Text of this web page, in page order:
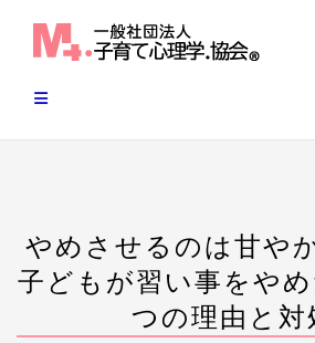
やめさせるのは甘や
子どもが習い事をや
つの理由と対